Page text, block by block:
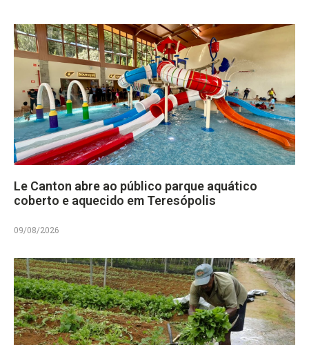
Le Canton abre ao público parque aquático
coberto e aquecido em Teresópolis
09/08/2026